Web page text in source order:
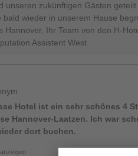
unseren zukünftigen Gästen
bald wieder in unserem Hause
Hannover, Ihr Team von den H-
Assistent West
Hotel ist ein sehr schönes 4
Hannover-Laatzen. Ich war
dort buchen.